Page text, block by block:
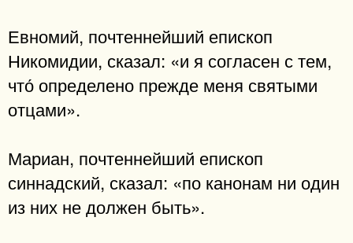
Евномий, почтеннейший епископ
Никомидии, сказал: «и я согласен с тем,
что́ определено прежде меня святыми
отцами».
Мариан, почтеннейший епископ
синнадский, сказал: «по канонам ни один
из них не должен быть».